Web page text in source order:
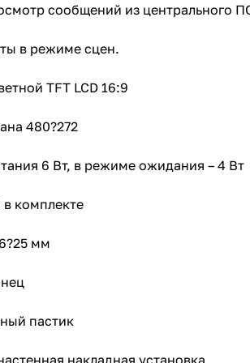
сообщений из центрального
в режиме сцен.
TFT LCD 16:9
480?272
6 Вт, в режиме ожидания – 4 Вт
в комплекте
мм
пастик